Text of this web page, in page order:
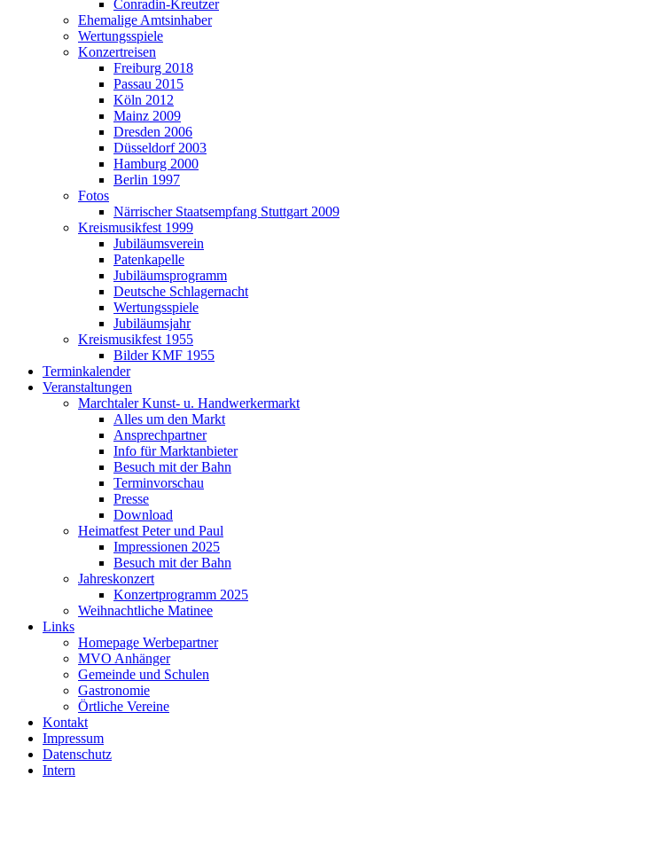
Conradin-Kreutzer
Ehemalige Amtsinhaber
Wertungsspiele
Konzertreisen
Freiburg 2018
Passau 2015
Köln 2012
Mainz 2009
Dresden 2006
Düsseldorf 2003
Hamburg 2000
Berlin 1997
Fotos
Närrischer Staatsempfang Stuttgart 2009
Kreismusikfest 1999
Jubiläumsverein
Patenkapelle
Jubiläumsprogramm
Deutsche Schlagernacht
Wertungsspiele
Jubiläumsjahr
Kreismusikfest 1955
Bilder KMF 1955
Terminkalender
Veranstaltungen
Marchtaler Kunst- u. Handwerkermarkt
Alles um den Markt
Ansprechpartner
Info für Marktanbieter
Besuch mit der Bahn
Terminvorschau
Presse
Download
Heimatfest Peter und Paul
Impressionen 2025
Besuch mit der Bahn
Jahreskonzert
Konzertprogramm 2025
Weihnachtliche Matinee
Links
Homepage Werbepartner
MVO Anhänger
Gemeinde und Schulen
Gastronomie
Örtliche Vereine
Kontakt
Impressum
Datenschutz
Intern